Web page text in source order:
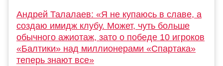
Андрей Талалаев: «Я не купаюсь в славе, а
создаю имидж клубу. Может, чуть больше
обычного ажиотаж, зато о победе 10 игроков
«Балтики» над миллионерами «Спартака»
теперь знают все»